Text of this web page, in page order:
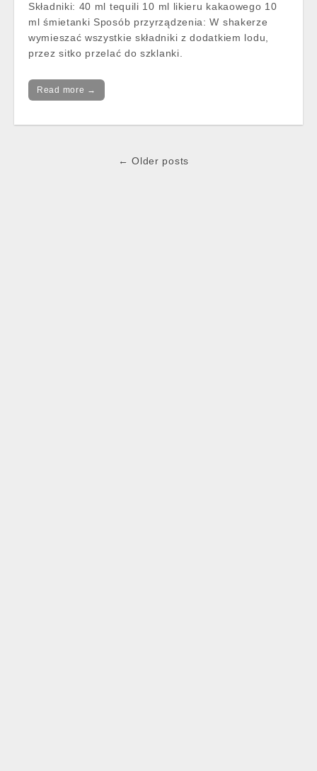
Składniki: 40 ml tequili 10 ml likieru kakaowego 10
ml śmietanki Sposób przyrządzenia: W shakerze
wymieszać wszystkie składniki z dodatkiem lodu,
przez sitko przelać do szklanki.
Read more →
← Older posts